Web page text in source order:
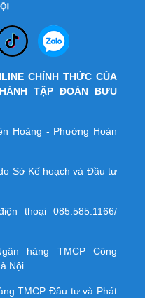
CHÍNH THỨC CỦA
TẬP ĐOÀN BƯU
Hoàng - Phường Hoàn
Sở Kế hoạch và Đầu tư
thoại 085.585.1166/
hàng TMCP Công
Nội
TMCP Ðầu tư và Phát